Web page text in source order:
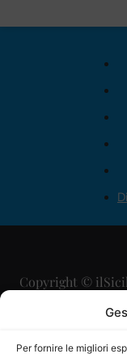
Per fornire le migliori
Copyright ©